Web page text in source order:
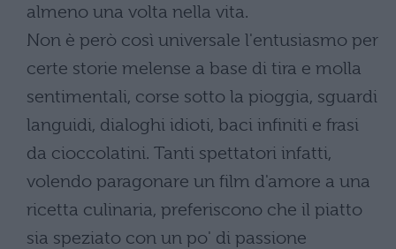
almeno una volta nella vita.
Non è però così universale l'entusiasmo per
certe storie melense a base di tira e molla
sentimentali, corse sotto la pioggia, sguardi
languidi, dialoghi idioti, baci infiniti e frasi
da cioccolatini. Tanti spettatori infatti,
volendo paragonare un film d'amore a una
ricetta culinaria, preferiscono che il piatto
sia speziato con un po' di passione